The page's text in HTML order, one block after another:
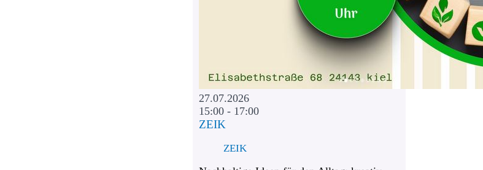
27.07.2026
15:00 - 17:00
ZEIK
ZEIK